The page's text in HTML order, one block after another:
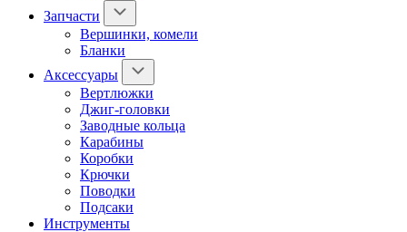
Запчасти
Вершинки, комели
Бланки
Аксессуары
Вертлюжки
Джиг-головки
Заводные кольца
Карабины
Коробки
Крючки
Поводки
Подсаки
Инструменты